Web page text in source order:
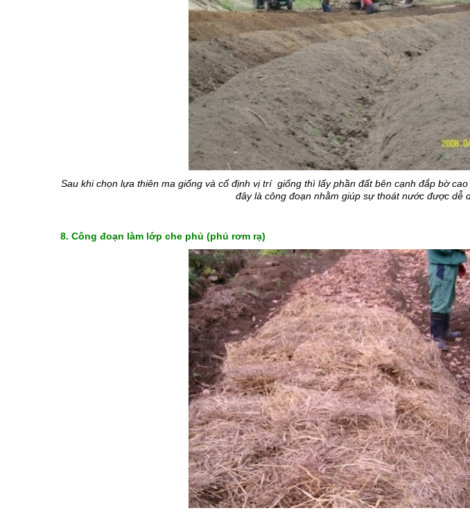
Sau khi chọn lựa thiên ma giống và cố định vị trí  giống thì lấy phần đất bên cạnh đắp bờ
đây là công đoạn nhằm giúp sự thoát nước được dễ
8. Công đoạn làm lớp che phủ (phủ rơm rạ)